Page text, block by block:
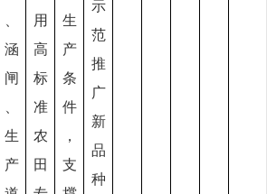
涵
闸
生
产
用
高
标
准
农
田
生
产
条
件
，
支
示
范
推
广
新
品
种